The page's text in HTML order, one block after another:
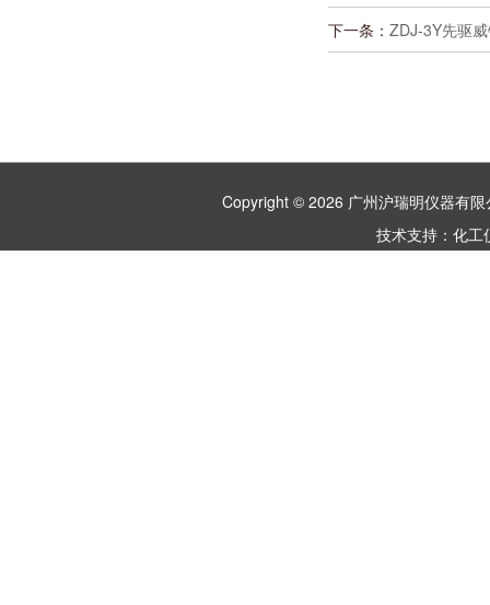
下一条： ZDJ-3Y先驱
Copyright © 2026 广州沪瑞明仪器有
技术支持： 化工